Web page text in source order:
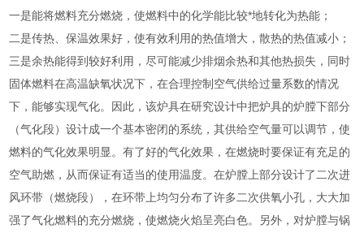
一是能将燃料充分燃烧，使燃料中的化学能比较*地转化为热能；
二是传热、保温效果好，使有效利用的热值增大，散热的热值减小；
三是余热能得到较好利用，尽可能减少排烟余热和其他热损失，同时
固体燃料在高温缺氧状况下，在合理控制空气供给过量系数的情况
下，能够实现气化。因此，该炉具在研究设计中把炉具的炉膛下部分
（气化段）设计成一个基本密闭的系统，其供给空气量可以调节，使
燃料的气化效果明显。有了好的气化效果，在燃烧时要保证有充足的
空气助燃，从而保证有适当的使用温度。在炉膛上部分设计了二次进
风环带（燃烧段），在环带上均匀分布了许多二次供氧小孔，大大加
强了气化燃料的充分燃烧，使燃烧火焰呈亮白色。另外，对炉膛与锅